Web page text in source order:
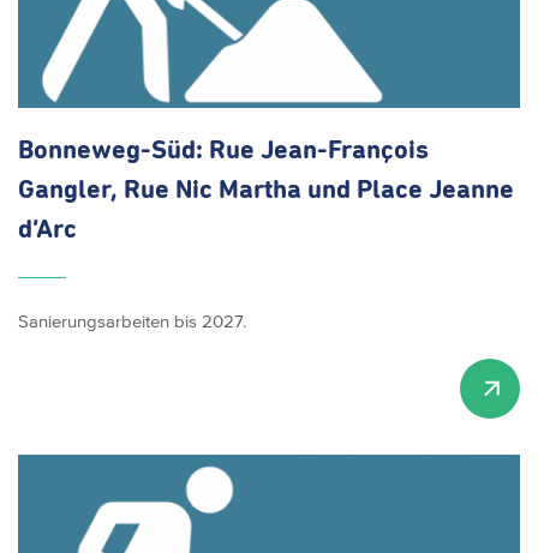
Bonneweg-Süd: Rue Jean-François
Gangler, Rue Nic Martha und Place Jeanne
d’Arc
Sanierungsarbeiten bis 2027.